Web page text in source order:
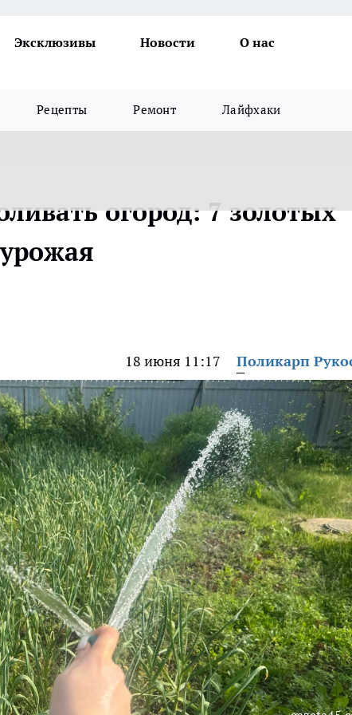
Эксклюзивы Новости
О нас
Рецепты Ремонт Лайфхаки
огород: 7 золотых
18 июня 11:17 Поликарп